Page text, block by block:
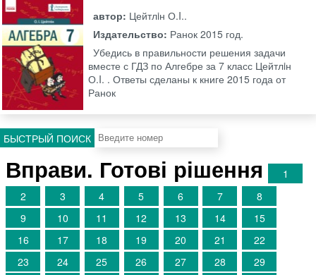
автор: Цейтлiн О.I..
Издательство: Ранок 2015 год.
Убедись в правильности решения задачи
вместе с ГДЗ по Алгебре за 7 класс Цейтлiн
О.I. . Ответы сделаны к книге 2015 года от
Ранок
БЫСТРЫЙ ПОИСК
Вправи. Готові рішення
1
2
3 4 5 6 7
8
9
10 11 12 13 14
15
16
17 18 19 20 21
22
23
24 25 26 27 28
29